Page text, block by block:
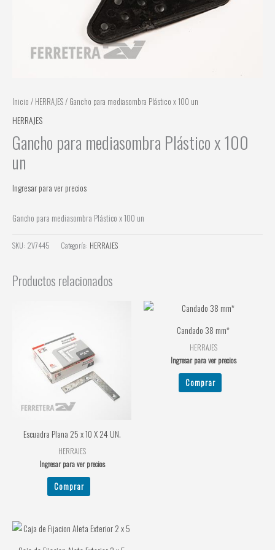
Inicio / HERRAJES/ Gancho para mediasombra Plástico x 100 un
HERRAJES
Gancho para mediasombra Plástico x 100
un
Ingresar para ver precios
Gancho para mediasombra Plástico x 100 un
SKU: 2V7445 Categoría: HERRAJES
Productos relacionados
Escuadra Plana 25 x 10 X 24 UN.
HERRAJES
Ingresar para ver precios
Comprar
Candado 38 mm*
HERRAJES
Ingresar para ver precios
Comprar